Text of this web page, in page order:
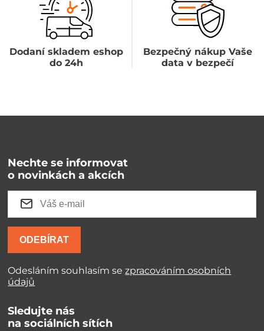
Dodaní skladem eshop
do 24h
Bezpečný nákup Vaše
data v bezpečí
Nechte se informovat
o novinkách a akcích
ODEBÍRAT
Odesláním souhlasím sezpracováním osobních
údajů
Sledujte nás
na sociálních sítích